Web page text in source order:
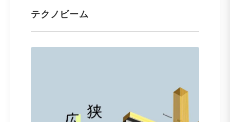
テクノビーム